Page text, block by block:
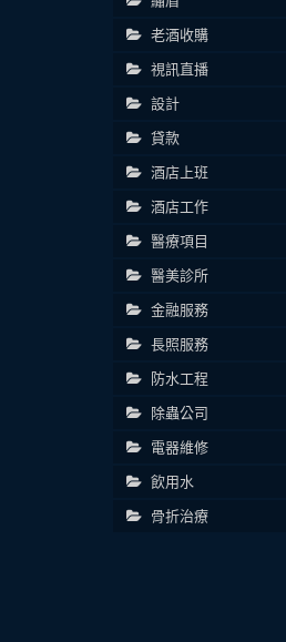
老酒收購
視訊直播
設計
貸款
酒店上班
酒店工作
醫療項目
醫美診所
金融服務
長照服務
防水工程
除蟲公司
電器維修
飲用水
骨折治療